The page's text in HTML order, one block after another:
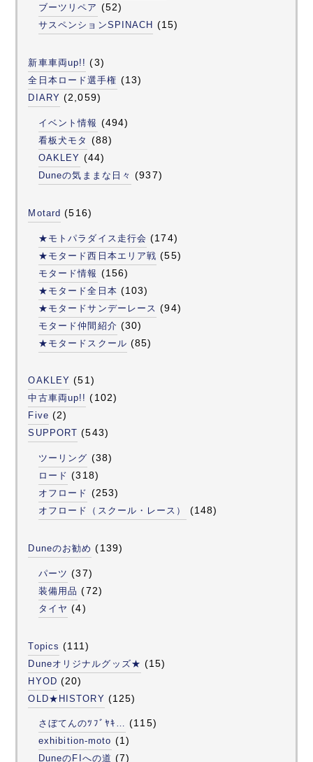
ブーツリペア (52)
サスペンションSPINACH (15)
新車車両up!! (3)
全日本ロード選手権 (13)
DIARY (2,059)
イベント情報 (494)
看板犬モタ (88)
OAKLEY (44)
Duneの気ままな日々 (937)
Motard (516)
★モトパラダイス走行会 (174)
★モタード西日本エリア戦 (55)
モタード情報 (156)
★モタード全日本 (103)
★モタードサンデーレース (94)
モタード仲間紹介 (30)
★モタードスクール (85)
OAKLEY (51)
中古車両up!! (102)
Five (2)
SUPPORT (543)
ツーリング (38)
ロード (318)
オフロード (253)
オフロード（スクール・レース） (148)
Duneのお勧め (139)
パーツ (37)
装備用品 (72)
タイヤ (4)
Topics (111)
Duneオリジナルグッズ★ (15)
HYOD (20)
OLD★HISTORY (125)
さぼてんのﾂﾌﾞﾔｷ… (115)
exhibition-moto (1)
DuneのFIへの道 (7)